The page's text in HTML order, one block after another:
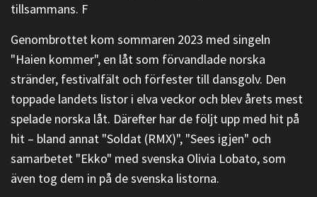
tillsammans. F
Genombrottet kom sommaren 2023 med singeln
"Haien kommer", en låt som förvandlade norska
stränder, festivalfält och förfester till dansgolv. Den
toppade landets listor i elva veckor och blev årets mest
spelade norska låt. Därefter har de följt upp med hit på
hit – bland annat "Soldat (RMX)", "Sees igjen" och
samarbetet "Ekko" med svenska Olivia Lobato, som
även tog dem in på de svenska listorna.